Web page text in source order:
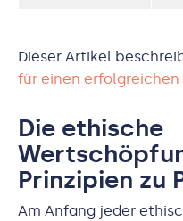
Dieser Artikel
für einen erfolgreichen
Die ethische
Prinzipien zu
Am Anfang jeder